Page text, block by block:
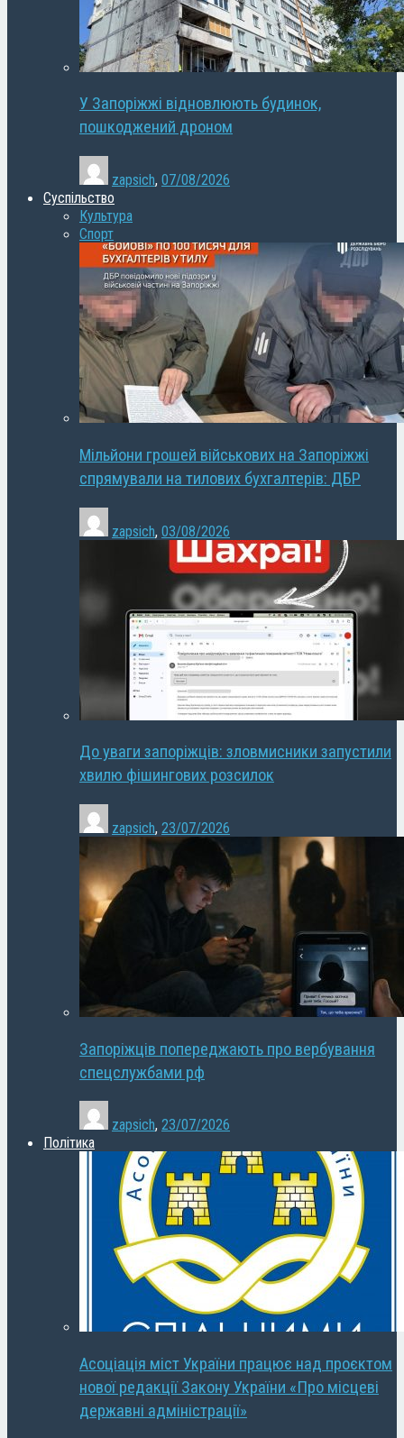
У Запоріжжі відновлюють будинок,
пошкоджений дроном
zapsich, 07/08/2026
Суспільство
Культура
Спорт
Мільйони грошей військових на Запоріжжі
спрямували на тилових бухгалтерів: ДБР
zapsich, 03/08/2026
До уваги запоріжців: зловмисники запустили
хвилю фішингових розсилок
zapsich, 23/07/2026
Запоріжців попереджають про вербування
спецслужбами рф
zapsich, 23/07/2026
Політика
Асоціація міст України працює над проєктом
нової редакції Закону України «Про місцеві
державні адміністрації»